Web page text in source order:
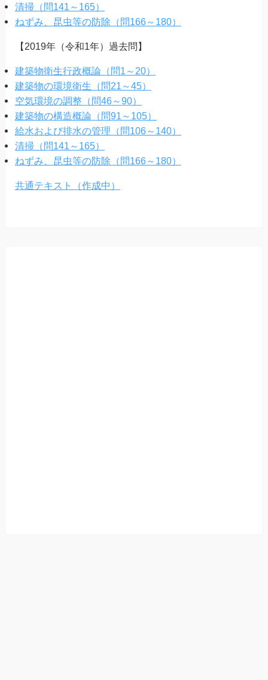
清掃（問141～165）
ねずみ、昆虫等の防除（問166～180）
【2019年（令和1年）過去問】
建築物衛生行政概論（問1～20）
建築物の環境衛生（問21～45）
空気環境の調整（問46～90）
建築物の構造概論（問91～105）
給水および排水の管理（問106～140）
清掃（問141～165）
ねずみ、昆虫等の防除（問166～180）
共通テキスト（作成中）